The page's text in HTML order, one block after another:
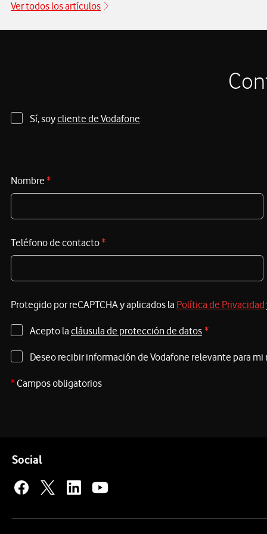
táctico; depende, de forma crítica, de su capacidad para
el centro neurálgico que determina el éxito o el
ecosistema de comunicaciones críticas robusto y
Ver todos los artículos
Sí, soycliente de Vodafone
Nombre *
Teléfono de contacto*
Protegido por reCAPTCHA y aplicados la Política de Privacidad
Acepto la cláusula de protección de datos *
Deseo recibir información de Vodafone relevante para mi
*Campos obligatorios
SocialEnlaces a las redes sociales de Vodafone